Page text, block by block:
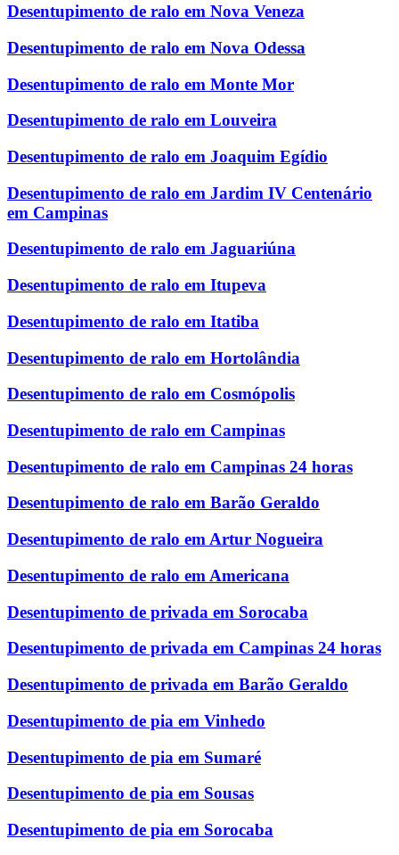
Desentupimento de ralo em Nova Veneza
Desentupimento de ralo em Nova Odessa
Desentupimento de ralo em Monte Mor
Desentupimento de ralo em Louveira
Desentupimento de ralo em Joaquim Egídio
Desentupimento de ralo em Jardim IV Centenário
em Campinas
Desentupimento de ralo em Jaguariúna
Desentupimento de ralo em Itupeva
Desentupimento de ralo em Itatiba
Desentupimento de ralo em Hortolândia
Desentupimento de ralo em Cosmópolis
Desentupimento de ralo em Campinas
Desentupimento de ralo em Campinas 24 horas
Desentupimento de ralo em Barão Geraldo
Desentupimento de ralo em Artur Nogueira
Desentupimento de ralo em Americana
Desentupimento de privada em Sorocaba
Desentupimento de privada em Campinas 24 horas
Desentupimento de privada em Barão Geraldo
Desentupimento de pia em Vinhedo
Desentupimento de pia em Sumaré
Desentupimento de pia em Sousas
Desentupimento de pia em Sorocaba